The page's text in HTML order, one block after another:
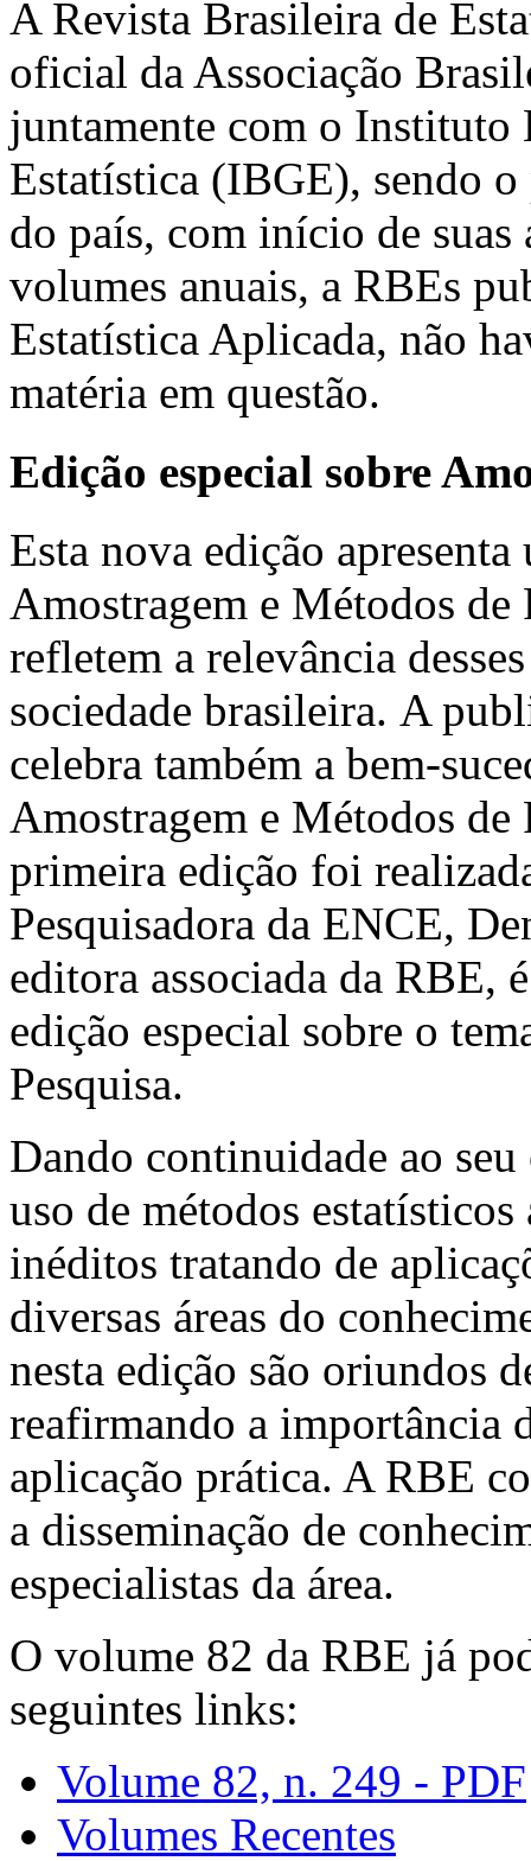
A Revista Brasileira de
oficial da Associação
juntamente com o Instituto
Estatística (IBGE), sendo
do país, com início de
volumes anuais, a RBEs
Estatística Aplicada, não
matéria em questão.
Edição especial sobre
Esta nova edição
Amostragem e Métodos de
refletem a relevância
sociedade brasileira. A
celebra também a bem-
Amostragem e Métodos
primeira edição foi
Pesquisadora da ENCE,
editora associada da RBE,
edição especial sobre o
Pesquisa.
Dando continuidade ao
uso de métodos
inéditos tratando de
diversas áreas do
nesta edição são oriundos
reafirmando a importância
aplicação prática. A RBE
a disseminação de
especialistas da área.
O volume 82 da RBE já
seguintes links:
Volume 82, n. 249 - PDF
Volumes Recentes